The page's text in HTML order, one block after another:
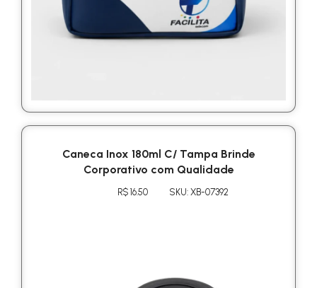
Caneca Inox 180ml C/ Tampa Brinde
Corporativo com Qualidade
R$ 16.50 SKU: XB-07392